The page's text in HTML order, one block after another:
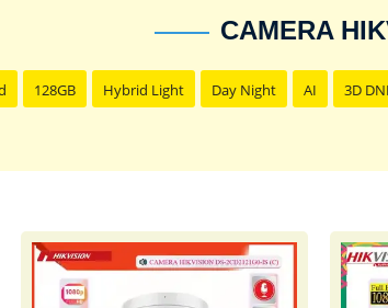
CAMERA
128GB Hybrid Light Day Night AI 3D